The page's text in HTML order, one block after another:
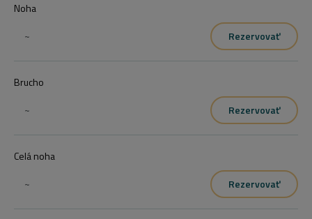
Noha
~
Rezervovať
Brucho
~
Rezervovať
Celá noha
~
Rezervovať